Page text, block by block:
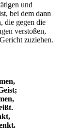
und
bei dem dann
die gegen die
verstoßen,
zuziehen.